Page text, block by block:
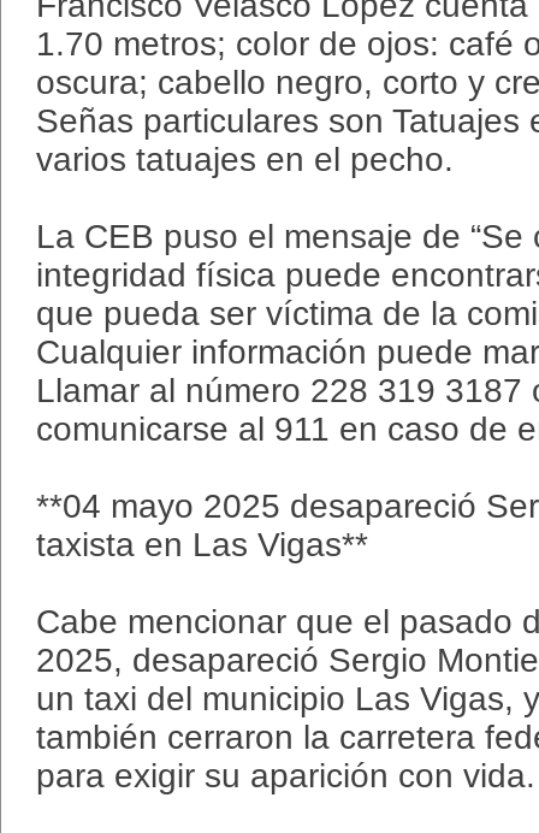
1.70 metros; color de ojos: café
oscura; cabello negro, corto y
Señas particulares son Tatuajes
varios tatuajes en el pecho.
La CEB puso el mensaje de
integridad física puede
que pueda ser víctima de la
Cualquier información puede
Llamar al número 228 319 3187
comunicarse al 911 en caso de
**04 mayo 2025 desapareció
taxista en Las Vigas**
Cabe mencionar que el pasado
2025, desapareció Sergio
un taxi del municipio Las Vigas,
también cerraron la carretera
para exigir su aparición con vida.